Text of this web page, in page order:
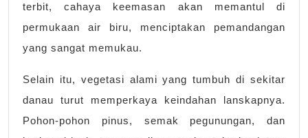
terbit, cahaya keemasan akan memantul di
permukaan air biru, menciptakan pemandangan
yang sangat memukau.
Selain itu, vegetasi alami yang tumbuh di sekitar
danau turut memperkaya keindahan lanskapnya.
Pohon-pohon pinus, semak pegunungan, dan